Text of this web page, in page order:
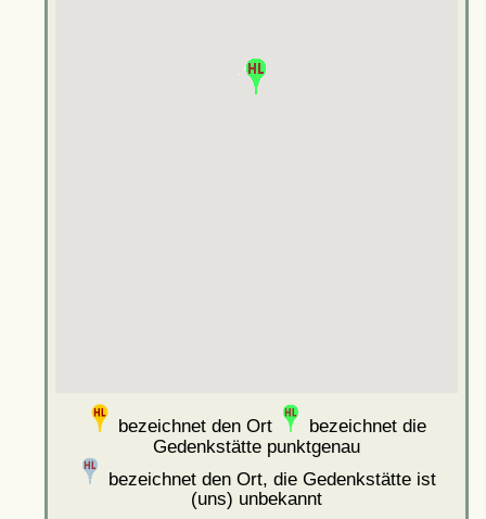
bezeichnet den Ort
bezeichnet die
Gedenkstätte punktgenau
bezeichnet den Ort, die Gedenkstätte ist
(uns) unbekannt